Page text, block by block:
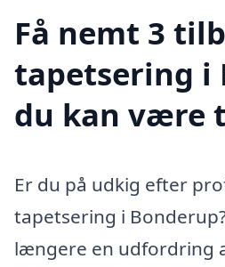
Få nemt 3
tapetsering i
du kan være
Er du på udkig efter
tapetsering i
længere en udfordring